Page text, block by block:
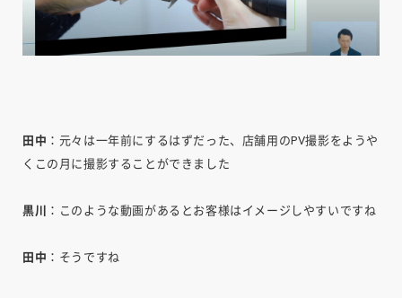
田中 ：元々は一年前にするはずだった、店舗用のPV撮影をようや
くこの月に撮影することができました
黒川 ：このような動画があるとお客様はイメージしやすいですね
田中 ：そうですね